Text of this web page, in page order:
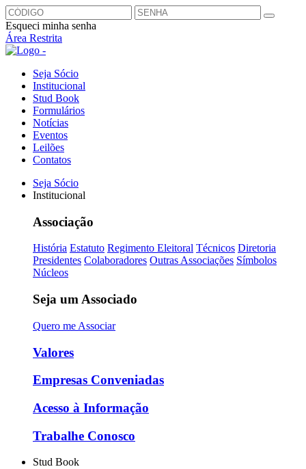
Esqueci minha senha
Área Restrita
Seja Sócio
Institucional
Stud Book
Formulários
Notícias
Eventos
Leilões
Contatos
Seja Sócio
Institucional
Associação
História Estatuto Regimento Eleitoral Técnicos Diretoria
Presidentes Colaboradores Outras Associações Símbolos
Núcleos
Seja um Associado
Quero me Associar
Valores
Empresas Conveniadas
Acesso à Informação
Trabalhe Conosco
Stud Book